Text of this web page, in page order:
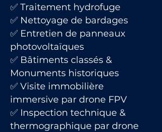
✅ Traitement hydrofuge
✅ Nettoyage de bardages
✅ Entretien de panneaux
photovoltaïques
✅ Bâtiments classés &
Monuments historiques
✅ Visite immobilière
immersive par drone FPV
✅ Inspection technique &
thermographique par drone